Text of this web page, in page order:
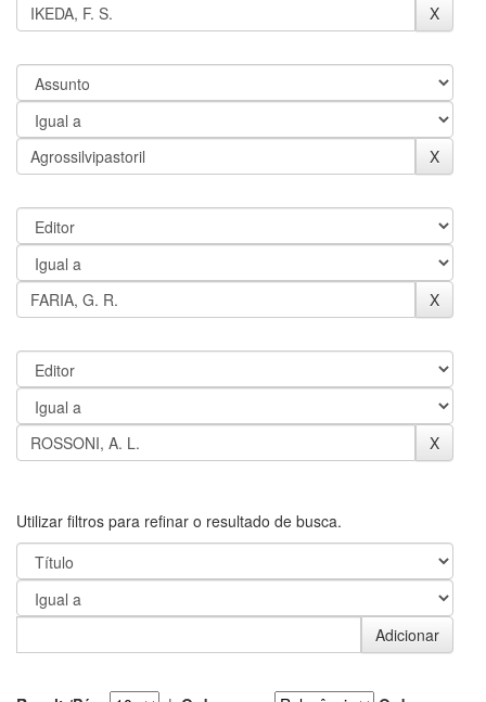
Utilizar filtros para refinar o resultado de busca.